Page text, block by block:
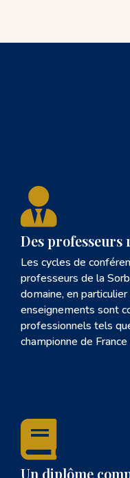

Des professeurs
Les cycles de
professeurs de la
domaine, en
enseignements sont
professionnels tels
championne de

Un diplôme